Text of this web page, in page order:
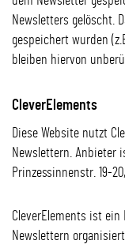
Newsletters gelöscht.
gespeichert wurden
bleiben hiervon
CleverElements
Diese Website nutzt
Newslettern. Anbieter
Prinzessinnenstr. 19-
CleverElements ist ein
Newslettern